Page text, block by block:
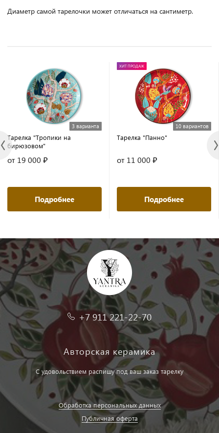
Диаметр самой тарелочки может отличаться на сантиметр.
3 варианта
Тарелка "Тропики на
бирюзовом"
от 19 000 ₽
Подробнее
ХИТ ПРОДАЖ
10 вариантов
Тарелка "Панно"
от 11 000 ₽
Подробнее
+7 911 221-22-70
Авторская керамика
С удовольствием распишу под ваш заказ тарелку
Обработка персональных данных
Публичная оферта